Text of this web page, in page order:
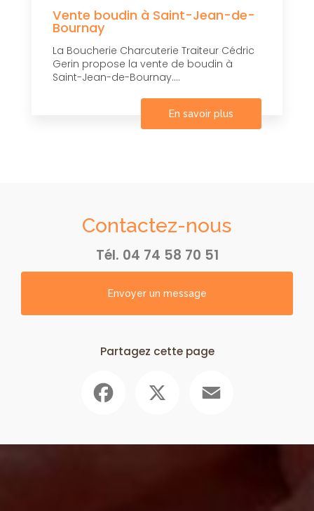
Vente boudin à Saint-Jean-de-
Bournay
La Boucherie Charcuterie Traiteur Cédric
Gerin propose la vente de boudin à
Saint-Jean-de-Bournay....
En savoir plus
Contactez-nous
Tél. 04 74 58 70 51
Envoyer un message
Partagez cette page